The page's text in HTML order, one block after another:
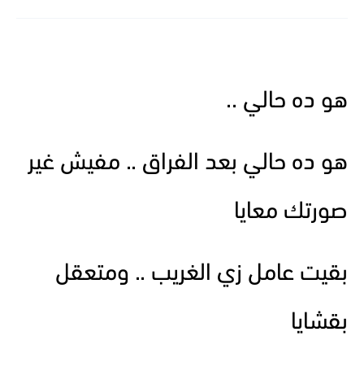
هو ده حالي ..
هو ده حالي بعد الفراق .. مفيش غير
صورتك معايا
بقيت عامل زي الغريب .. ومتعقل
بقشايا